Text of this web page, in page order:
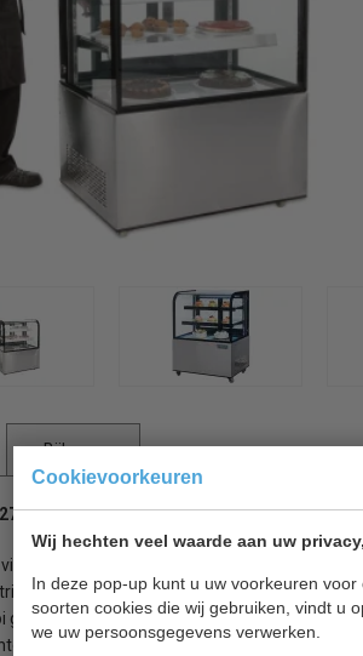
Cookievoorkeuren
Wij hechten veel waarde aan uw
In deze pop-up kunt u uw voorkeuren
soorten cookies die wij gebruiken, vindt u
we uw persoonsgegevens verwerken.
Bijlages
liter
ideaal voor het presenteren van taarten,
voor cafés, broodjeszaken en
glas en door de schuifdeuren aan
LED verlichting zorgt voor een mooie